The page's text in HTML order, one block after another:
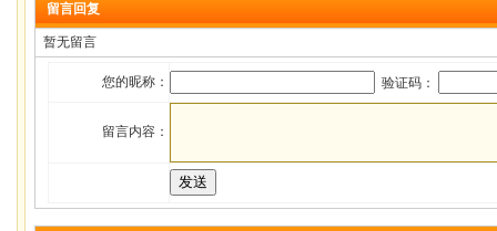
留言回复
暂无留言
您的昵称： 验证码：
留言内容：